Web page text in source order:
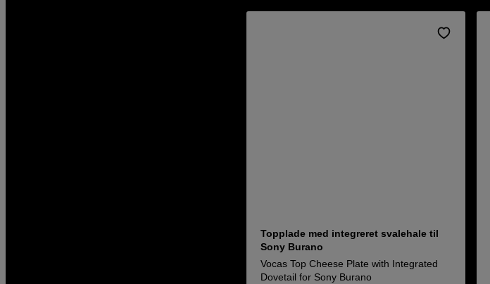
Topplade med integreret svalehale til
Sony Burano
Vocas Top Cheese Plate with Integrated
Dovetail for Sony Burano